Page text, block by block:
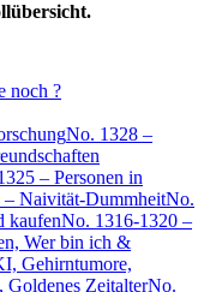
No. 1328 –
– Personen in
– Naivität-DummheitNo.
kaufenNo. 1316-1320 –
Wer bin ich &
Gehirntumore,
Goldenes ZeitalterNo.